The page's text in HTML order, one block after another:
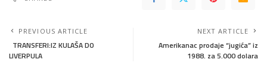
PREVIOUS ARTICLE
TRANSFERI:IZ KULAŠA DO
LIVERPULA
NEXT ARTICLE
Amerikanac prodaje “jugića” iz
1988. za 5.000 dolara